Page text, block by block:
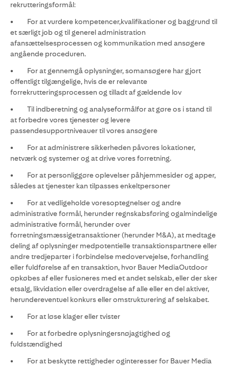
rekrutteringsformål:
• For at vurdere kompetencer,kvalifikationer og baggrund til
et særligt job og til generel administration
afansættelsesprocessen og kommunikation med ansøgere
angående proceduren.
• For at gennemgå oplysninger, somansøgere har gjort
offentligt tilgængelige, hvis de er relevante
forrekrutteringsprocessen og tilladt af gældende lov
• Til indberetning og analyseformålfor at gøre os i stand til
at forbedre vores tjenester og levere
passendesupportniveauer til vores ansøgere
• For at administrere sikkerheden påvores lokationer,
netværk og systemer og at drive vores forretning.
• For at personliggøre oplevelser påhjemmesider og apper,
således at tjenester kan tilpasses enkeltpersoner
• For at vedligeholde voresoptegnelser og andre
administrative formål, herunder regnskabsføring ogalmindelige
administrative formål, herunder over
forretningsmæssigetransaktioner (herunder M&A), at medtage
deling af oplysninger medpotentielle transaktionspartnere eller
andre tredjeparter i forbindelse medovervejelse, forhandling
eller fuldførelse af en transaktion, hvor Bauer MediaOutdoor
opkøbes af eller fusioneres med et andet selskab, eller der sker
etsalg, likvidation eller overdragelse af alle eller en del aktiver,
herundereventuel konkurs eller omstrukturering af selskabet.
• For at løse klager eller tvister
• For at forbedre oplysningersnøjagtighed og
fuldstændighed
• For at beskytte rettigheder oginteresser for Bauer Media